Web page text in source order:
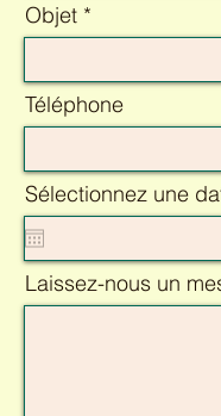
Objet
Téléphone
Sélectionnez une
Laissez-nous un